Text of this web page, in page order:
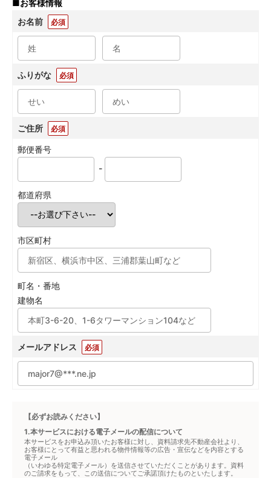
■お客様情報
お名前
必須
ふりがな 必須
ご住所 必須
郵便番号
-
都道府県
市区町村
町名・番地
建物名
メールアドレス 必須
【必ずお読みください】
1.本サービスにおける電子メールの配信について
本サービスをお申込み頂いたお客様に対し、資料請求先不動産会社より、
お客様にとって有益と思われる物件情報等の広告・宣伝などを内容とする
電子メール
（いわゆる特定電子メール）を送信させていただくことがあります。資料
のご請求をもって、この送信についてご承諾頂けたものといたします。